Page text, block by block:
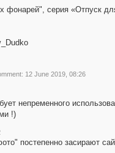
фонарей", серия «Отпуск
12 June 2019, 08:26
непременного
!)
постепенно засирают